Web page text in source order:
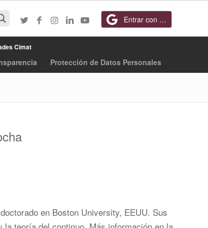
Entrar con Google
Cimat
Protección de Datos Personales
en Boston University, EEUU. Sus